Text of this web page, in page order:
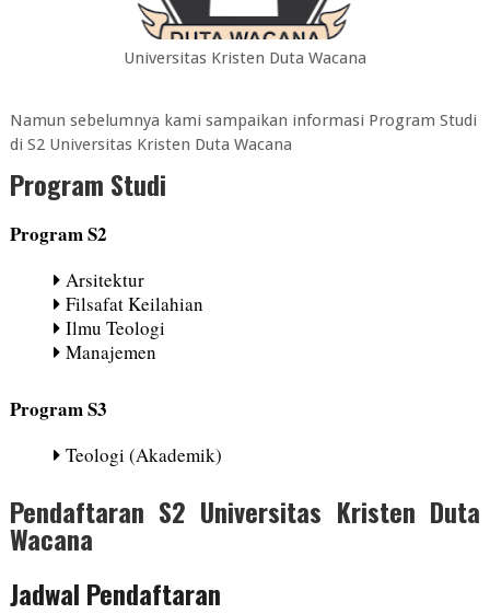
Universitas Kristen Duta Wacana
Namun sebelumnya kami sampaikan informasi Program Studi
di S2 Universitas Kristen Duta Wacana
Program Studi
Program S2
Arsitektur
Filsafat Keilahian
Ilmu Teologi
Manajemen
Program S3
Teologi (Akademik)
Pendaftaran S2 Universitas Kristen Duta
Wacana
Jadwal Pendaftaran